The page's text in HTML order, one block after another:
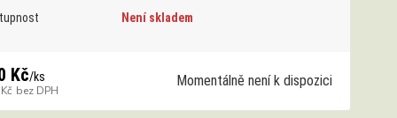
Není skladem
Kč/ks
bez DPH
Momentálně není k dispozici